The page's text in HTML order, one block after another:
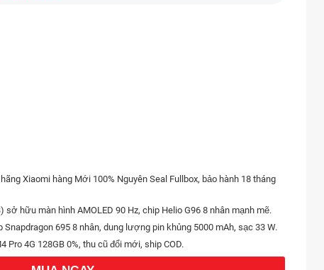
Xiaomi hàng Mới 100% Nguyên Seal Fullbox, bảo hành 18 tháng
sở hữu màn hình AMOLED 90 Hz, chip Helio G96 8 nhân mạnh mẽ.
695 8 nhân, dung lượng pin khủng 5000 mAh, sạc 33 W.
Pro 4G 128GB 0%, thu cũ đổi mới, ship COD.